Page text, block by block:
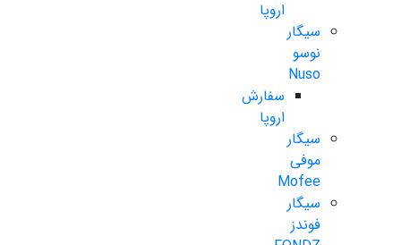
اروپا
سیگار
نوسو
Nuso
سفارش
اروپا
سیگار
موفی
Mofee
سیگار
فوندز